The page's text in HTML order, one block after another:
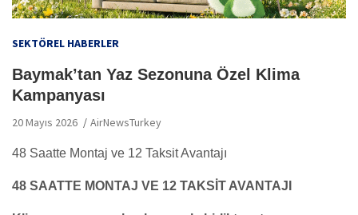
SEKTÖREL HABERLER
Baymak’tan Yaz Sezonuna Özel Klima
Kampanyası
20 Mayıs 2026 AirNewsTurkey
48 Saatte Montaj ve 12 Taksit Avantajı
48 SAATTE MONTAJ VE 12 TAKSİT AVANTAJI